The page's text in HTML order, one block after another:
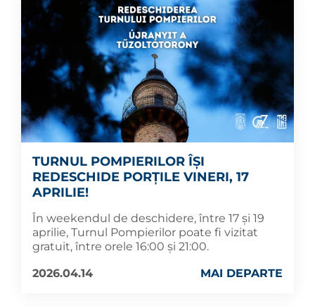
TURNUL POMPIERILOR ÎȘI
REDESCHIDE PORȚILE VINERI, 17
APRILIE!
În weekendul de deschidere, între 17 și 19
aprilie, Turnul Pompierilor poate fi vizitat
gratuit, între orele 16:00 și 21:00.
2026.04.14
MAI DEPARTE